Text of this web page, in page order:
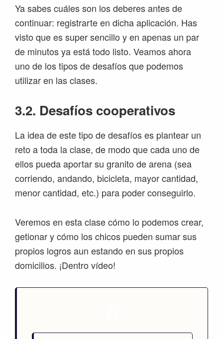
Ya sabes cuáles son los deberes antes de
continuar: registrarte en dicha aplicación. Has
visto que es super sencillo y en apenas un par
de minutos ya está todo listo. Veamos ahora
uno de los tipos de desafíos que podemos
utilizar en las clases.
3.2. Desafíos cooperativos
La idea de este tipo de desafíos es plantear un
reto a toda la clase, de modo que cada uno de
ellos pueda aportar su granito de arena (sea
corriendo, andando, bicicleta, mayor cantidad,
menor cantidad, etc.) para poder conseguirlo.
Veremos en esta clase cómo lo podemos crear,
getionar y cómo los chicos pueden sumar sus
propios logros aun estando en sus propios
domicilios. ¡Dentro vídeo!